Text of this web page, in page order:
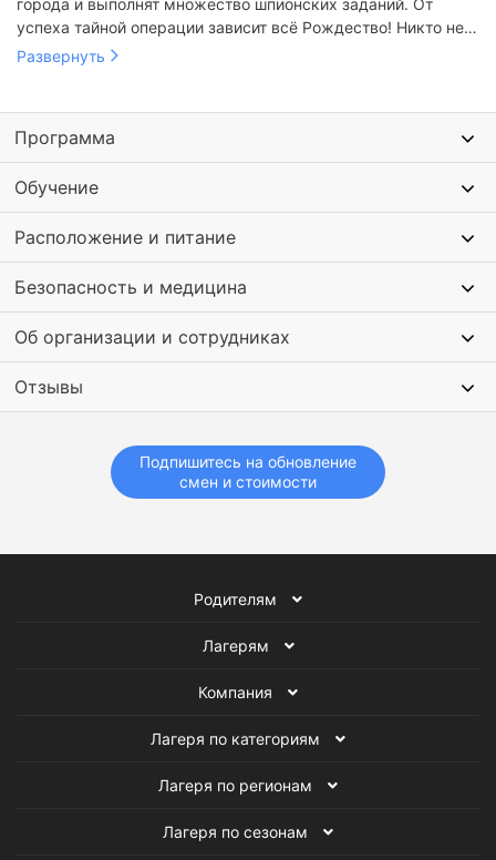
города и выполнят множество шпионских заданий. От
успеха тайной операции зависит всё Рождество! Никто не
получит подарки, пока не раскроется преступление против
Развернуть
Программа
Обучение
Расположение и питание
Безопасность и медицина
Об организации и сотрудниках
Отзывы
Подпишитесь на обновление
смен и стоимости
Родителям
Лагерям
Компания
Лагеря по категориям
Лагеря по регионам
Лагеря по сезонам